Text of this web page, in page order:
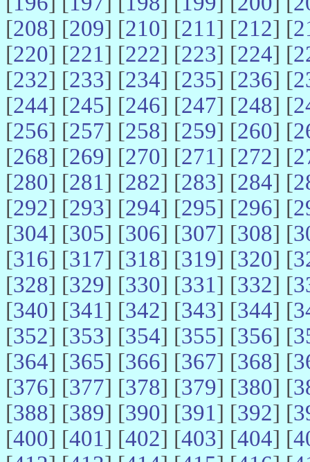
[208] [209] [210] [211] [212] [
[220] [221] [222] [223] [224] [
[232] [233] [234] [235] [236] [
[244] [245] [246] [247] [248] [
[256] [257] [258] [259] [260] [
[268] [269] [270] [271] [272] [
[280] [281] [282] [283] [284] [
[292] [293] [294] [295] [296] [
[304] [305] [306] [307] [308] [
[316] [317] [318] [319] [320] [
[328] [329] [330] [331] [332] [
[340] [341] [342] [343] [344] [
[352] [353] [354] [355] [356] [
[364] [365] [366] [367] [368] [
[376] [377] [378] [379] [380] [
[388] [389] [390] [391] [392] [
[400] [401] [402] [403] [404] [